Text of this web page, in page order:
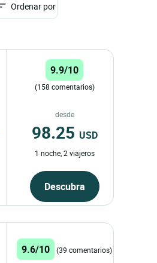
Ordenar por
9.9/10
(158 comentarios)
desde
98.25 USD
1 noche, 2 viajeros
Descubra
9.6/10 (39 comentarios)